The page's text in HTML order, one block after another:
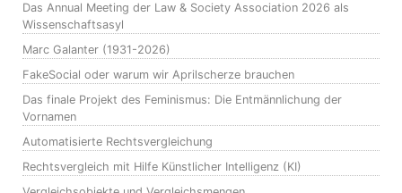
Das Annual Meeting der Law & Society Association 2026 als
Wissenschaftsasyl
Marc Galanter (1931-2026)
FakeSocial oder warum wir Aprilscherze brauchen
Das finale Projekt des Feminismus: Die Entmännlichung der
Vornamen
Automatisierte Rechtsvergleichung
Rechtsvergleich mit Hilfe Künstlicher Intelligenz (KI)